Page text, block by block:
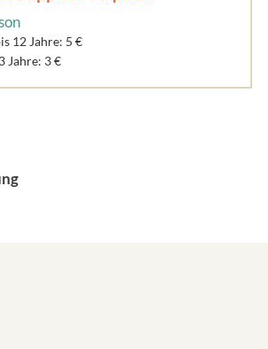
12 Jahre: 5 €
Jahre: 3 €